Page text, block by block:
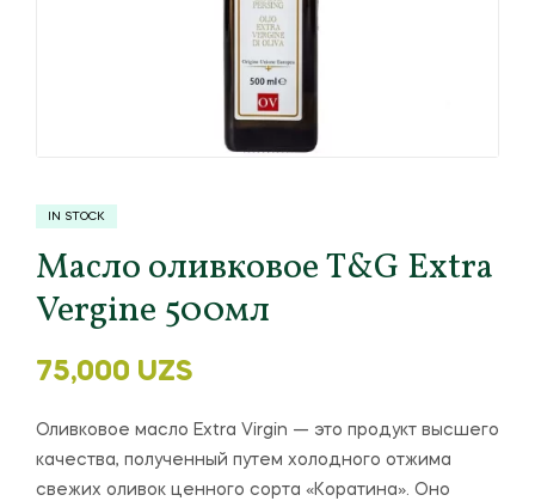
IN STOCK
Масло оливковое T&G Extra
Vergine 500мл
75,000 UZS
Оливковое масло Extra Virgin — это продукт высшего
качества, полученный путем холодного отжима
свежих оливок ценного сорта «Коратина». Оно